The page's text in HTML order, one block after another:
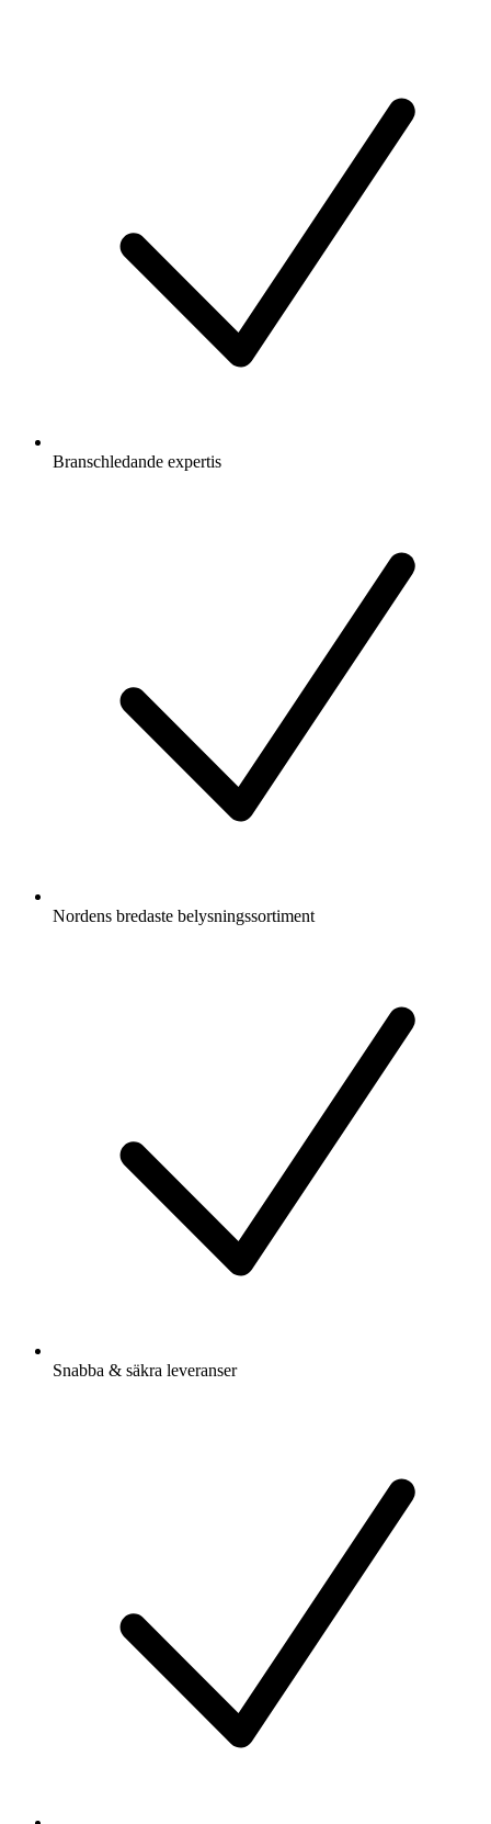
Branschledande expertis
Nordens bredaste belysningssortiment
Snabba & säkra leveranser